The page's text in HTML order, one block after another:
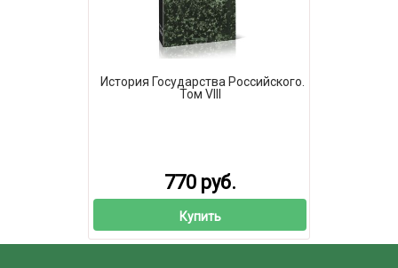
История Государства Российского.
Том VIII
770 руб.
Купить